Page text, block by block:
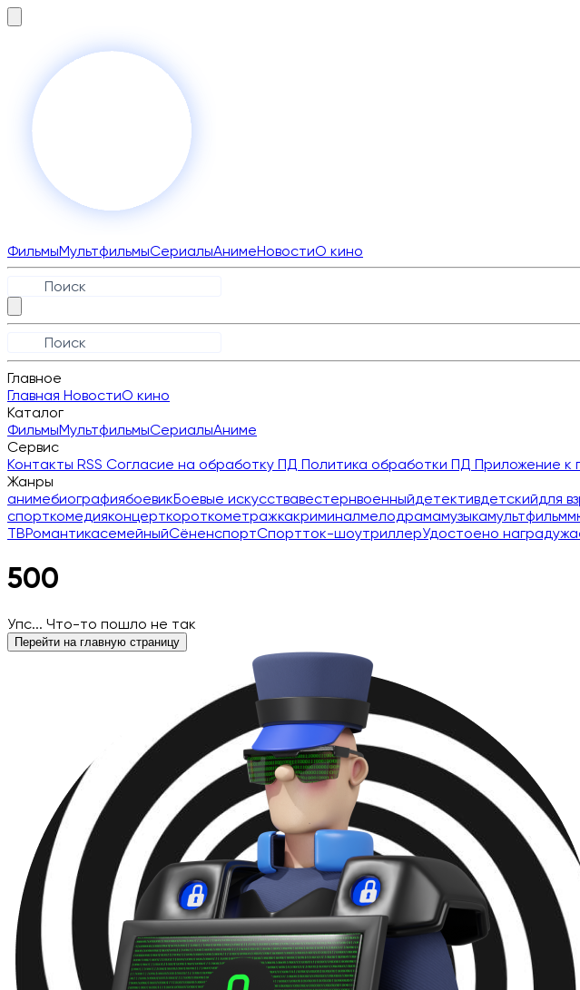
ФильмыМультфильмыСериалыАнимеНовостиО кино
Главное
Главная НовостиО кино
Каталог
ФильмыМультфильмыСериалыАниме
Сервис
Контакты RSS Согласие на обработку ПД Политика обработки ПД Приложение к
Жанры
анимебиографиябоевикБоевые искусствавестернвоенныйдетективдетскийдля
спорткомедияконцерткороткометражкакриминалмелодрамамузыкамультфильм
ТВРомантикасемейныйСёненспортСпортток-шоутриллерУдостоено наград
500
Упс... Что-то пошло не так
Перейти на главную страницу